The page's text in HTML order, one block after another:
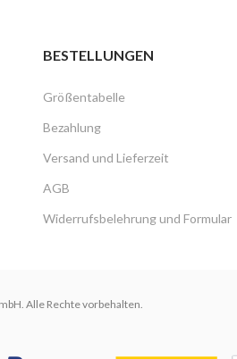
BESTELLUNGEN
Größentabelle
Bezahlung
Versand und Lieferzeit
AGB
Widerrufsbelehrung und Formular
Alle Rechte vorbehalten.